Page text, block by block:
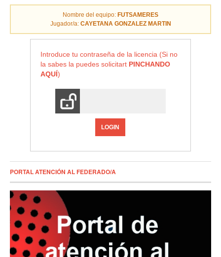
Nombre del equipo: FUTSAMERES
Jugador/a: CAYETANA GONZALEZ MARTIN
Introduce tu contraseña de la licencia (Si no
la sabes la puedes solicitart PINCHANDO
AQUÍ)
LOGIN
PORTAL ATENCIÓN AL FEDERADO/A